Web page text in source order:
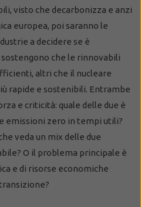
visto che decarbonizza e anzi
europea, poi saranno le
a decidere se è
che le rinnovabili
altri che il nucleare
rapide e sostenibili. Entrambe
e criticità: quale delle due è
emissioni zero in tempi utili?
veda un mix delle due
O il problema principale è
e di risorse economiche